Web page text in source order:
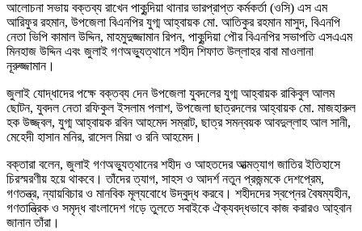
আলোচনা সভায় বক্তব্য রাখেন পাকুন্দিয়া থানার ভারপ্রাপ্ত কর্মকর্তা (ওসি) এস এম
আরিফুর রহমান, উপজেলা বিএনপির যুগ্ম আহ্বায়ক মো. আতিকুর রহমান মাসুদ, বিএনপি
নেতা ভিপি কামাল উদ্দিন, মাহমুদুজ্জামান রিপন, পাকুন্দিয়া পৌর বিএনপির সভাপতি এসএএম
মিনহাজ উদ্দিন এবং জুলাই গণঅভ্যুত্থানে শহীদ শিফাত উল্লাহর বাবা মাওলানা
নূরুজ্জামান।
জুলাই যোদ্ধাদের পক্ষে বক্তব্য দেন উপজেলা যুবদলের যুগ্ম আহ্বায়ক রাকিবুল আলম
ছোটন, যুবদল নেতা রফিকুল ইসলাম পলাশ, উপজেলা ছাত্রদলের আহ্বায়ক মো. মাজহারুল
হক উজ্জ্বল, যুগ্ম আহ্বায়ক রবিন আহমেদ সম্রাট, ছাত্র সমন্বয়ক আবদুল্লাহ আল সানী,
মেহেদী হাসান মনির, রাসেল মিয়া ও রনি আহমেদ।
বক্তারা বলেন, জুলাই গণঅভ্যুত্থানের শহীদ ও আহতদের আত্মত্যাগ জাতির ইতিহাসে
চিরস্মরণীয় হয়ে থাকবে। তাঁদের ত্যাগ, সাহস ও আদর্শ নতুন প্রজন্মকে দেশপ্রেম,
গণতন্ত্র, ন্যায়বিচার ও মানবিক মূল্যবোধে উদ্বুদ্ধ করবে। শহীদদের স্বপ্নের বৈষম্যহীন,
গণতান্ত্রিক ও সমৃদ্ধ বাংলাদেশ গড়ে তুলতে সবাইকে ঐক্যবদ্ধভাবে কাজ করারও আহ্বান
জানান তাঁরা।